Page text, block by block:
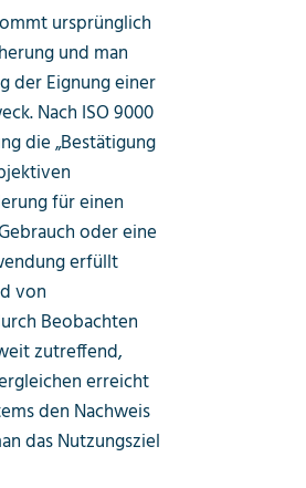
ursprünglich
und man
der Eignung einer
Nach ISO 9000
die „Bestätigung
für einen
oder eine
erfüllt
von
Beobachten
zutreffend,
erreicht
den Nachweis
das Nutzungsziel